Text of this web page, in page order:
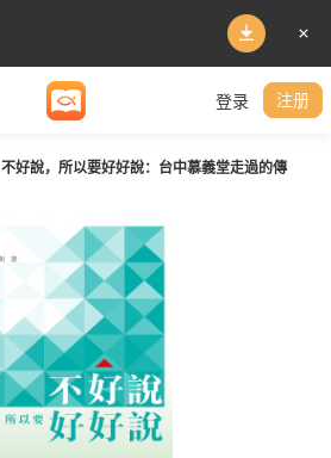
登录 注册
不好說，所以要好好說：台中慕義堂走過的傳